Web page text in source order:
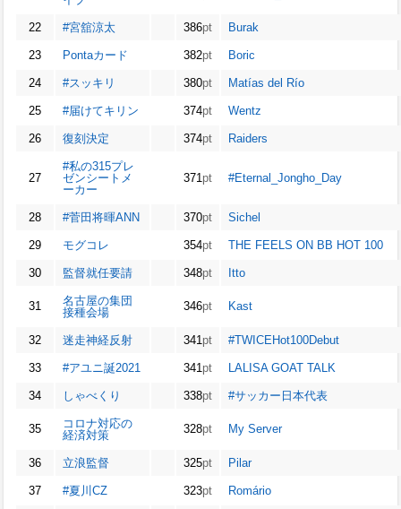
22 #宮舘涼太 386pt Burak
23 Pontaカード 382pt Boric
24 #スッキリ 380pt Matías del Río
25 #届けてキリン 374pt Wentz
26 復刻決定 374pt Raiders
27
#私の315プレ
ゼンシートメ
ーカー
371 pt #Eternal_Jongho_Day
28 #菅田将暉ANN 370pt Sichel
29 モグコレ 354pt THE FEELS ON BB HOT 100
30 監督就任要請 348pt Itto
31
名古屋の集団
接種会場
346pt Kast
32 迷走神経反射 341 pt #TWICEHot100Debut
33 #アユニ誕2021 341 pt LALISA GOAT TALK
34 しゃべくり 338pt #サッカー日本代表
35
コロナ対応の
経済対策
328pt My Server
36 立浪監督 325pt Pilar
37 #夏川CZ 323pt Romário